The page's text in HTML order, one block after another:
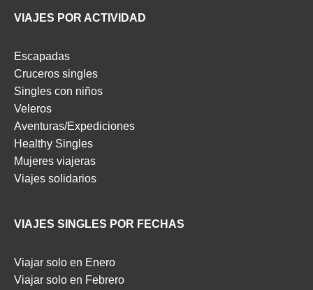
VIAJES POR ACTIVIDAD
Escapadas
Cruceros singles
Singles con niños
Veleros
Aventuras/Expediciones
Healthy Singles
Mujeres viajeras
Viajes solidarios
VIAJES SINGLES POR FECHAS
Viajar solo en Enero
Viajar solo en Febrero